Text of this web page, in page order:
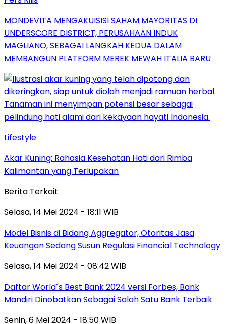
MONDEVITA MENGAKUISISI SAHAM MAYORITAS DI
UNDERSCORE DISTRICT, PERUSAHAAN INDUK
MAGLIANO, SEBAGAI LANGKAH KEDUA DALAM
MEMBANGUN PLATFORM MEREK MEWAH ITALIA BARU
Lifestyle
Akar Kuning: Rahasia Kesehatan Hati dari Rimba
Kalimantan yang Terlupakan
Berita Terkait
Selasa, 14 Mei 2024 - 18:11 WIB
Model Bisnis di Bidang Aggregator, Otoritas Jasa
Keuangan Sedang Susun Regulasi Financial Technology
Selasa, 14 Mei 2024 - 08:42 WIB
Daftar World´s Best Bank 2024 versi Forbes, Bank
Mandiri Dinobatkan Sebagai Salah Satu Bank Terbaik
Senin, 6 Mei 2024 - 18:50 WIB